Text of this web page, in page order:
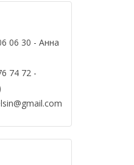
06 30 - Анна
74 72 -